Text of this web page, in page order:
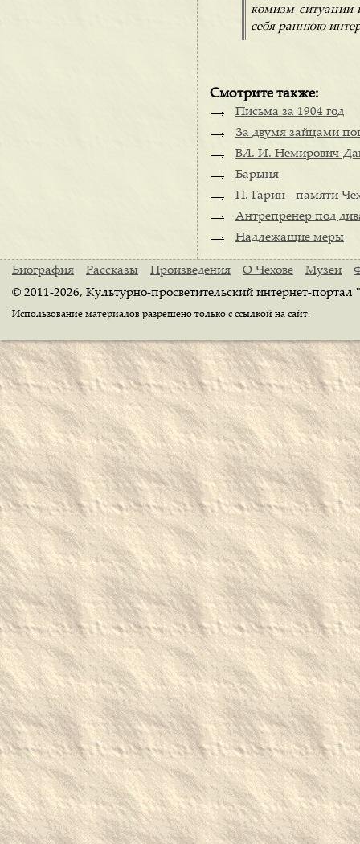
комизм ситуации
себя раннюю
Смотрите также:
Письма за 1904 год
За двумя зайцами
ВЛ. И. Немирович-
Барыня
П. Гарин - памяти
Антрепренёр под
Надлежащие меры
Биография Рассказы Произведения О Чехове Музеи
© 2011-2026, Культурно-просветительский интернет-
Использование материалов разрешено только с ссылкой на сайт.